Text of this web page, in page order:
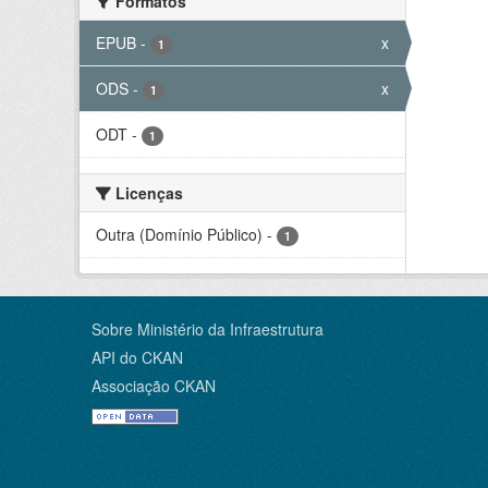
EPUB - 1 x
ODS - 1 x
ODT - 1
Licenças
Outra (Domínio Público) - 1
Sobre Ministério da Infraestrutura
API do CKAN
Associação CKAN